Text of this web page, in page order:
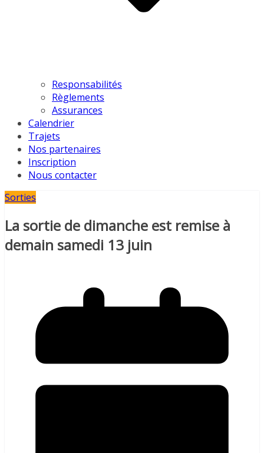
Responsabilités
Règlements
Assurances
Calendrier
Trajets
Nos partenaires
Inscription
Nous contacter
Sorties
La sortie de dimanche est remise à
demain samedi 13 juin